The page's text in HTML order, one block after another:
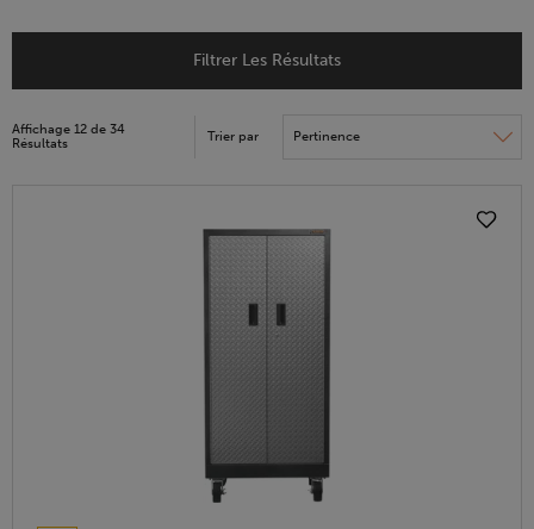
Filtrer Les Résultats
Affichage 12 de 34
Résultats
Content
changed
Trier par
Changing
page
will
refresh
content